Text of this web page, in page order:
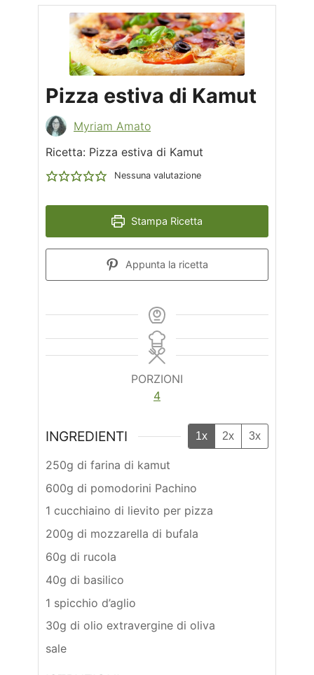
Pizza estiva di Kamut
Myriam Amato
Ricetta: Pizza estiva di Kamut
Nessuna valutazione
Stampa Ricetta
Appunta la ricetta
PORZIONI
4
INGREDIENTI 1x 2x 3x
250g di farina di kamut
600g di pomodorini Pachino
1 cucchiaino di lievito per pizza
200g di mozzarella di bufala
60g di rucola
40g di basilico
1 spicchio d’aglio
30g di olio extravergine di oliva
sale